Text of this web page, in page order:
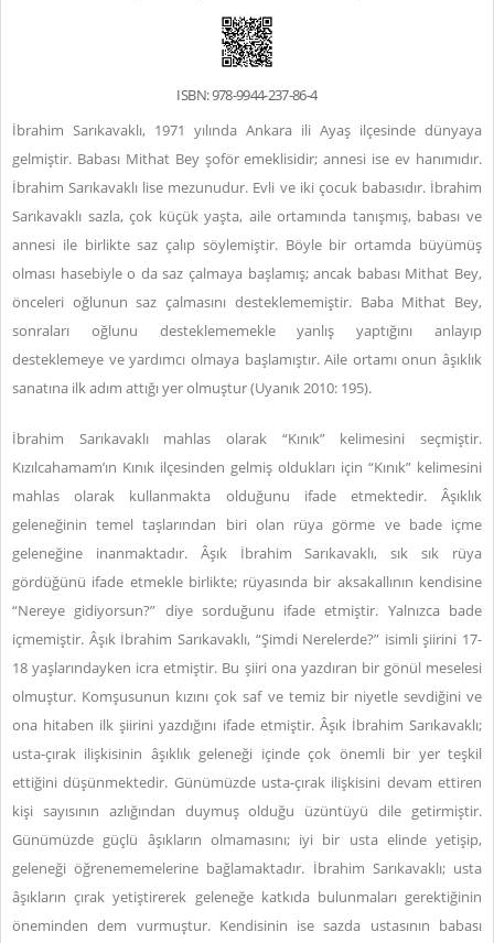
ISBN: 978-9944-237-86-4
İbrahim Sarıkavaklı, 1971 yılında Ankara ili Ayaş ilçesinde dünyaya
gelmiştir. Babası Mithat Bey şoför emeklisidir; annesi ise ev hanımıdır.
İbrahim Sarıkavaklı lise mezunudur. Evli ve iki çocuk babasıdır. İbrahim
Sarıkavaklı sazla, çok küçük yaşta, aile ortamında tanışmış, babası ve
annesi ile birlikte saz çalıp söylemiştir. Böyle bir ortamda büyümüş
olması hasebiyle o da saz çalmaya başlamış; ancak babası Mithat Bey,
önceleri oğlunun saz çalmasını desteklememiştir. Baba Mithat Bey,
sonraları oğlunu desteklememekle yanlış yaptığını anlayıp
desteklemeye ve yardımcı olmaya başlamıştır. Aile ortamı onun âşıklık
sanatına ilk adım attığı yer olmuştur (Uyanık 2010: 195).
İbrahim Sarıkavaklı mahlas olarak “Kınık” kelimesini seçmiştir.
Kızılcahamam’ın Kınık ilçesinden gelmiş oldukları için “Kınık” kelimesini
mahlas olarak kullanmakta olduğunu ifade etmektedir. Âşıklık
geleneğinin temel taşlarından biri olan rüya görme ve bade içme
geleneğine inanmaktadır. Âşık İbrahim Sarıkavaklı, sık sık rüya
gördüğünü ifade etmekle birlikte; rüyasında bir aksakallının kendisine
“Nereye gidiyorsun?” diye sorduğunu ifade etmiştir. Yalnızca bade
içmemiştir. Âşık İbrahim Sarıkavaklı, “Şimdi Nerelerde?” isimli şiirini 17-
18 yaşlarındayken icra etmiştir. Bu şiiri ona yazdıran bir gönül meselesi
olmuştur. Komşusunun kızını çok saf ve temiz bir niyetle sevdiğini ve
ona hitaben ilk şiirini yazdığını ifade etmiştir. Âşık İbrahim Sarıkavaklı;
usta-çırak ilişkisinin âşıklık geleneği içinde çok önemli bir yer teşkil
ettiğini düşünmektedir. Günümüzde usta-çırak ilişkisini devam ettiren
kişi sayısının azlığından duymuş olduğu üzüntüyü dile getirmiştir.
Günümüzde güçlü âşıkların olmamasını; iyi bir usta elinde yetişip,
geleneği öğrenememelerine bağlamaktadır. İbrahim Sarıkavaklı; usta
âşıkların çırak yetiştirerek geleneğe katkıda bulunmaları gerektiğinin
öneminden dem vurmuştur. Kendisinin ise sazda ustasının babası